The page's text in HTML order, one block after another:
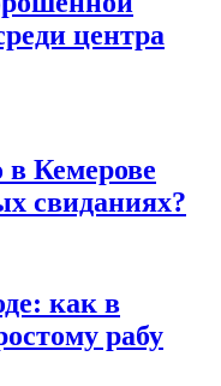
центра
Кемерове
свиданиях?
как в
рабу